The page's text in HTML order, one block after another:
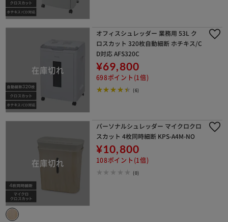
オフィスシュレッダー 業務用 53L ク
ロスカット 320枚自動細断 ホチキス/C
D対応 AFS320C
¥69,800
698ポイント(1倍)
(6)
パーソナルシュレッダー マイクロクロ
スカット 4枚同時細断 KPS-A4M-NO
¥10,800
108ポイント(1倍)
(0)